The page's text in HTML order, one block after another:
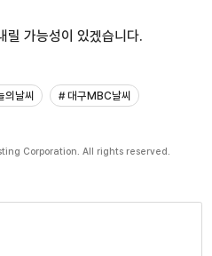
릴 가능성이 있겠습니다.
의날씨
# 대구MBC날씨
Corporation. All rights reserved.